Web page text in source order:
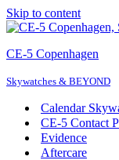
Skip to content
CE-5 Copenhagen
Skywatches & BEYOND
Calendar
CE-5 Contact
Evidence
Aftercare